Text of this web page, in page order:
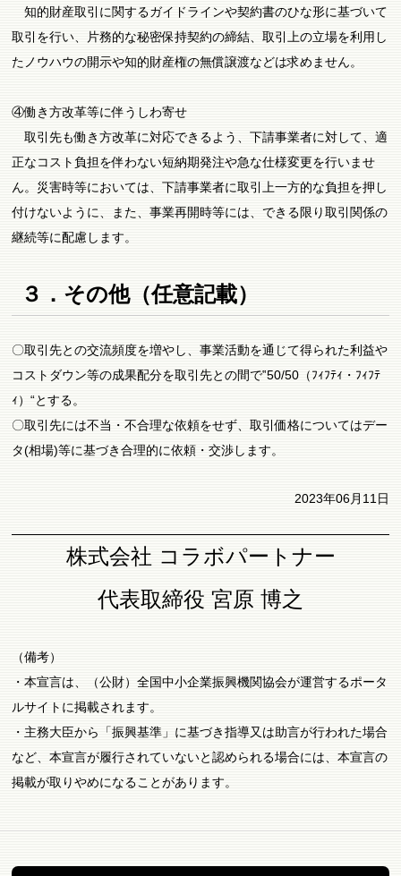
知的財産取引に関するガイドラインや契約書のひな形に基づいて
取引を行い、片務的な秘密保持契約の締結、取引上の立場を利用し
たノウハウの開示や知的財産権の無償譲渡などは求めません。
④働き方改革等に伴うしわ寄せ
取引先も働き方改革に対応できるよう、下請事業者に対して、適
正なコスト負担を伴わない短納期発注や急な仕様変更を行いませ
ん。災害時等においては、下請事業者に取引上一方的な負担を押し
付けないように、また、事業再開時等には、できる限り取引関係の
継続等に配慮します。
３．その他（任意記載）
〇取引先との交流頻度を増やし、事業活動を通じて得られた利益や
コストダウン等の成果配分を取引先との間で‟50/50（ﾌｨﾌﾃｨ・ﾌｨﾌﾃ
ｨ）“とする。
〇取引先には不当・不合理な依頼をせず、取引価格についてはデー
タ(相場)等に基づき合理的に依頼・交渉します。
2023年06月11日
株式会社 コラボパートナー
代表取締役 宮原 博之
（備考）
・本宣言は、（公財）全国中小企業振興機関協会が運営するポータ
ルサイトに掲載されます。
・主務大臣から「振興基準」に基づき指導又は助言が行われた場合
など、本宣言が履行されていないと認められる場合には、本宣言の
掲載が取りやめになることがあります。